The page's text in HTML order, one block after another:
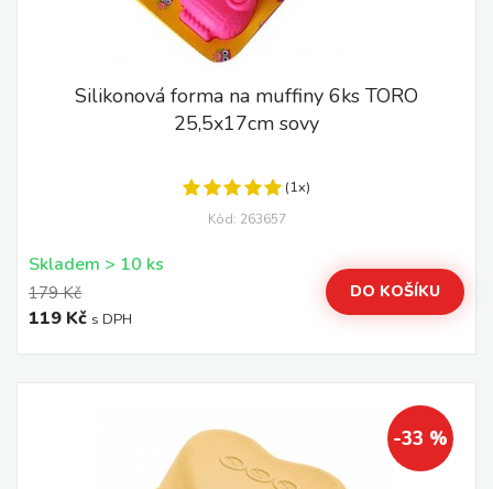
Silikonová forma na muffiny 6ks TORO
25,5x17cm sovy
(1x)
Kód: 263657
Skladem > 10 ks
179 Kč
119 Kč s DPH
DO KOŠÍKU
-33 %